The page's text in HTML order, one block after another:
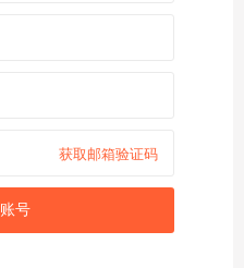
获取邮箱验证码